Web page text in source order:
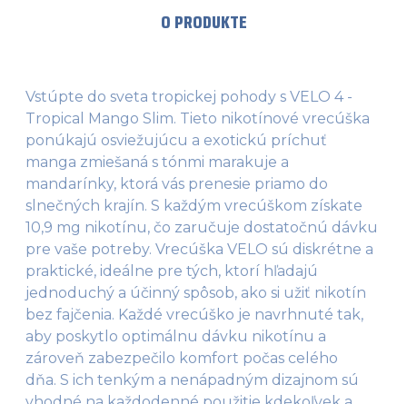
O PRODUKTE
Vstúpte do sveta tropickej pohody s VELO 4 -
Tropical Mango Slim. Tieto nikotínové vrecúška
ponúkajú osviežujúcu a exotickú príchuť
manga zmiešaná s tónmi marakuje a
mandarínky, ktorá vás prenesie priamo do
slnečných krajín. S každým vrecúškom získate
10,9 mg nikotínu, čo zaručuje dostatočnú dávku
pre vaše potreby. Vrecúška VELO sú diskrétne a
praktické, ideálne pre tých, ktorí hľadajú
jednoduchý a účinný spôsob, ako si užiť nikotín
bez fajčenia. Každé vrecúško je navrhnuté tak,
aby poskytlo optimálnu dávku nikotínu a
zároveň zabezpečilo komfort počas celého
dňa. S ich tenkým a nenápadným dizajnom sú